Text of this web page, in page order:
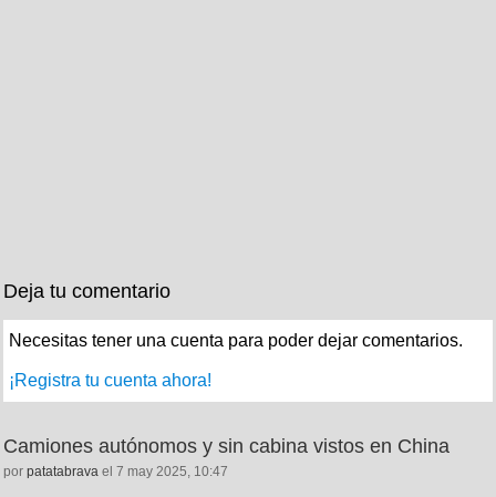
Deja tu comentario
Necesitas tener una cuenta para poder dejar comentarios.
¡Registra tu cuenta ahora!
Camiones autónomos y sin cabina vistos en China
por patatabrava el 7 may 2025, 10:47